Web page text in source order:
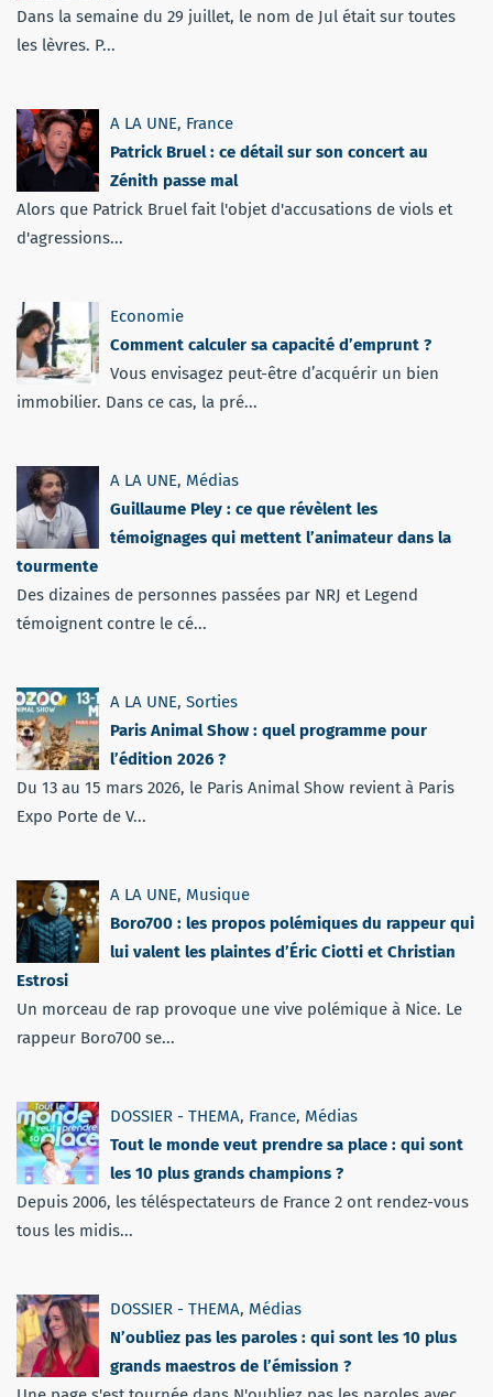
Dans la semaine du 29 juillet, le nom de Jul était sur toutes
les lèvres. P...
A LA UNE, France
Patrick Bruel : ce détail sur son concert au
Zénith passe mal
Alors que Patrick Bruel fait l'objet d'accusations de viols et
d'agressions...
Economie
Comment calculer sa capacité d’emprunt ?
Vous envisagez peut-être d’acquérir un bien
immobilier. Dans ce cas, la pré...
A LA UNE, Médias
Guillaume Pley : ce que révèlent les
témoignages qui mettent l’animateur dans la
tourmente
Des dizaines de personnes passées par NRJ et Legend
témoignent contre le cé...
A LA UNE, Sorties
Paris Animal Show : quel programme pour
l’édition 2026 ?
Du 13 au 15 mars 2026, le Paris Animal Show revient à Paris
Expo Porte de V...
A LA UNE, Musique
Boro700 : les propos polémiques du rappeur qui
lui valent les plaintes d’Éric Ciotti et Christian
Estrosi
Un morceau de rap provoque une vive polémique à Nice. Le
rappeur Boro700 se...
DOSSIER - THEMA, France, Médias
Tout le monde veut prendre sa place : qui sont
les 10 plus grands champions ?
Depuis 2006, les téléspectateurs de France 2 ont rendez-vous
tous les midis...
DOSSIER - THEMA, Médias
N’oubliez pas les paroles : qui sont les 10 plus
grands maestros de l’émission ?